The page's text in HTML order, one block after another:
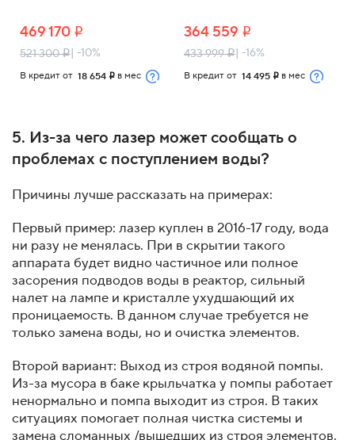
469 170 i
521 300i | -10%
В кредит от 18 654 i в мес
364 559 i
433 999i | -16%
В кредит от 14 495 i в мес
5. Из-за чего лазер может сообщать о
проблемах с поступлением воды?
Причины лучше рассказать на примерах:
Первый пример: лазер куплен в 2016-17 году, вода
ни разу не менялась. При в скрытии такого
аппарата будет видно частичное или полное
засорения подводов воды в реактор, сильный
налет на лампе и кристалле ухудшающий их
проницаемость. В данном случае требуется не
только замена воды, но и очистка элементов.
Второй вариант: Выход из строя водяной помпы.
Из-за мусора в баке крыльчатка у помпы работает
ненормально и помпа выходит из строя. В таких
ситуациях помогает полная чистка системы и
замена сломанных /вышедших из строя элементов.